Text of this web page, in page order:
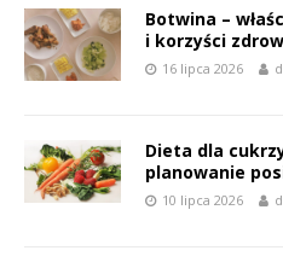
Botwina –
i korzyści
16 lipca 2026
Dieta dla
planowanie
10 lipca 2026